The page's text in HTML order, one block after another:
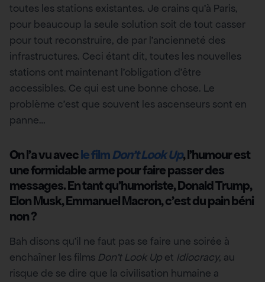
toutes les stations existantes. Je crains qu’à Paris,
pour beaucoup la seule solution soit de tout casser
pour tout reconstruire, de par l’ancienneté des
infrastructures. Ceci étant dit, toutes les nouvelles
stations ont maintenant l’obligation d’être
accessibles. Ce qui est une bonne chose. Le
problème c’est que souvent les ascenseurs sont en
panne…
On l’a vu avecle filmDon’t Look Up, l’humour est
une formidable arme pour faire passer des
messages. En tant qu’humoriste, Donald Trump,
Elon Musk, Emmanuel Macron, c’est du pain béni
non ?
Bah disons qu’il ne faut pas se faire une soirée à
enchaîner les films Don’t Look Up et Idiocracy, au
risque de se dire que la civilisation humaine a